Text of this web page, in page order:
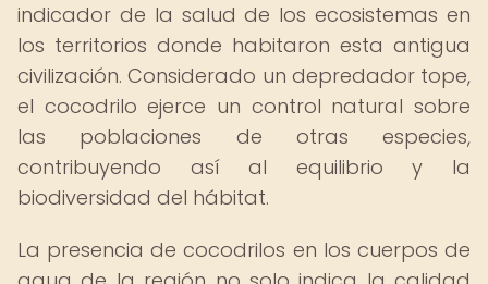
indicador de la salud de los ecosistemas en
los territorios donde habitaron esta antigua
civilización. Considerado un depredador tope,
el cocodrilo ejerce un control natural sobre
las poblaciones de otras especies,
contribuyendo así al equilibrio y la
biodiversidad del hábitat.
La presencia de cocodrilos en los cuerpos de